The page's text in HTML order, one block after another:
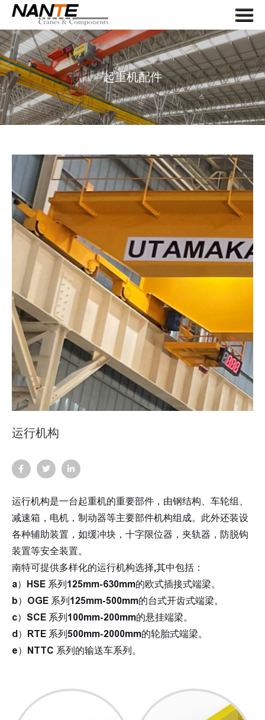
首页
关于我们
起重机
起重机组件
服务
新闻
联系我们
搜索
语言
起重机配件
运行机构
运行机构是一台起重机的重要部件，由钢结构、车轮组、
减速箱，电机，制动器等主要部件机构组成。此外还装设
各种辅助装置，如缓冲块，十字限位器，夹轨器，防脱钩
装置等安全装置。
南特可提供多样化的运行机构选择,其中包括：
a）HSE 系列125mm-630mm的欧式插接式端梁。
b）OGE 系列125mm-500mm的台式开齿式端梁。
c）SCE 系列100mm-200mm的悬挂端梁。
d）RTE 系列500mm-2000mm的轮胎式端梁。
e）NTTC 系列的输送车系列。